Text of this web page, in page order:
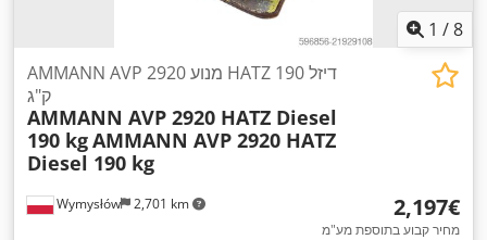
1 /8
Wymysłów 2,701 km
AMMANN AVP 2920 מנוע HATZ דיזל 190
ק"ג
AMMANN AVP 2920 HATZ Diesel
190 kgAMMANN AVP 2920 HATZ
Diesel 190 kg
‏2,197 ‏€
מחיר קבוע בתוספת מע"מ